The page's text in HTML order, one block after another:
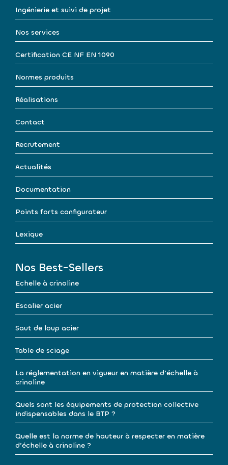
Ingénierie et suivi de projet
Nos services
Certification CE NF EN 1090
Normes produits
Réalisations
Contact
Recrutement
Actualités
Documentation
Points forts configurateur
Lexique
Nos Best-Sellers
Echelle à crinoline
Escalier acier
Saut de loup acier
Table de sciage
La réglementation en vigueur en matière d’échelle à
crinoline
Quels sont les équipements de protection collective
indispensables dans le BTP ?
Quelle est la norme de hauteur à respecter en matière
d’échelle à crinoline ?